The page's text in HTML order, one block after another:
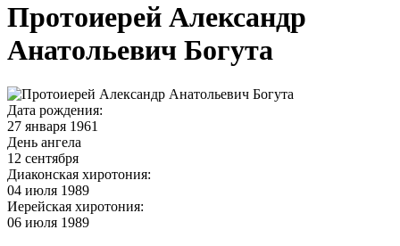
Протоиерей Александр
Анатольевич Богута
Дата рождения:
27 января 1961
День ангела
12 сентября
Диаконская хиротония:
04 июля 1989
Иерейская хиротония:
06 июля 1989